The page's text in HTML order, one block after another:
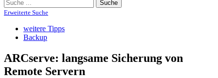
Suche
Erweiterte Suche
weitere Tipps
Backup
ARCserve: langsame Sicherung von
Remote Servern